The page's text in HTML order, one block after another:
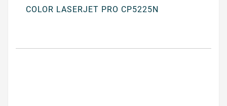
COLOR LASERJET PRO CP5225N